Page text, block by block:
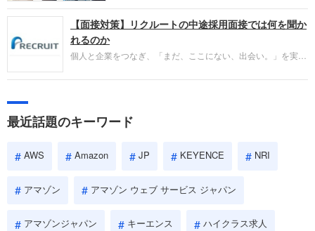
パーソンが利用する企業口コミサイト「キャリコ
ネ」の転職エージェントがお勧めするイチオシ企業
IBMです。採用面接対策の企業研究にご活用くださ
い。
【面接対策】リクルートの中途採用面接では何を聞か
れるのか
個人と企業をつなぎ、「まだ、ここにない、出会い。」を実現
やこれまでの成果を具体的に問われるほか、「人間性」も評価
しょう。
最近話題のキーワード
AWS Amazon JP KEYENCE NRI
アマゾン アマゾン ウェブ サービス ジャパン
アマゾンジャパン キーエンス ハイクラス求人